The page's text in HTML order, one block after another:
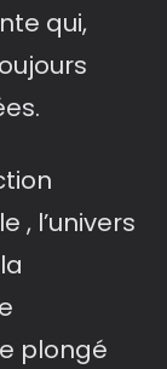
qui,
, l’univers
plongé